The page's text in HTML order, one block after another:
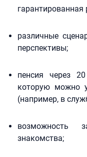
гарантированная
различные
перспективы;
пенсия через
которую можно
(например, в
возможность
знакомства;